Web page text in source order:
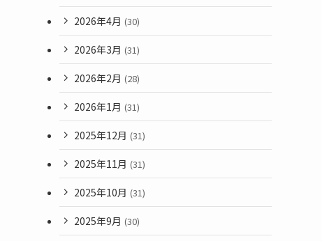
2026年4月 (30)
2026年3月 (31)
2026年2月 (28)
2026年1月 (31)
2025年12月 (31)
2025年11月 (31)
2025年10月 (31)
2025年9月 (30)